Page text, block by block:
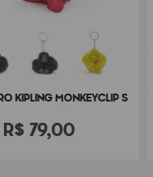
KIPLING MONKEYCLIP S
R$ 79,00